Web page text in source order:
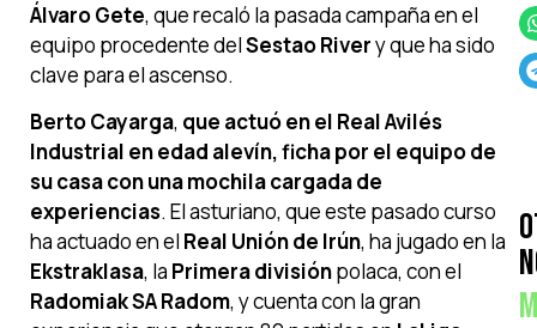
Álvaro Gete, que recaló la pasada campaña en el
equipo procedente delSestao Rivery que ha sido
clave para el ascenso.
Berto Cayarga, que actuó en el Real Avilés
Industrial en edad alevín, ficha por el equipo de
su casa con una mochila cargada de
experiencias. El asturiano, que este pasado curso
ha actuado en el Real Unión de Irún, ha jugado en la
Ekstraklasa, la Primera divisiónpolaca, con el
Radomiak SA Radom, y cuenta con la gran